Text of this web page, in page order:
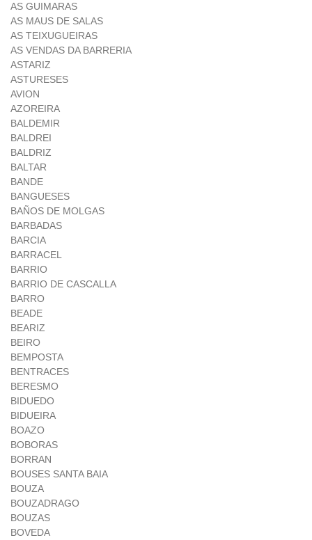
AS GUIMARAS
AS MAUS DE SALAS
AS TEIXUGUEIRAS
AS VENDAS DA BARRERIA
ASTARIZ
ASTURESES
AVION
AZOREIRA
BALDEMIR
BALDREI
BALDRIZ
BALTAR
BANDE
BANGUESES
BAÑOS DE MOLGAS
BARBADAS
BARCIA
BARRACEL
BARRIO
BARRIO DE CASCALLA
BARRO
BEADE
BEARIZ
BEIRO
BEMPOSTA
BENTRACES
BERESMO
BIDUEDO
BIDUEIRA
BOAZO
BOBORAS
BORRAN
BOUSES SANTA BAIA
BOUZA
BOUZADRAGO
BOUZAS
BOVEDA